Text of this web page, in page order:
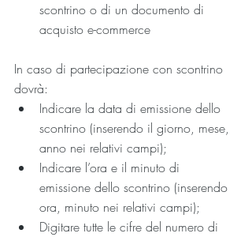
scontrino o di un documento di
acquisto e-commerce
In caso di partecipazione con scontrino
dovrà:
Indicare la data di emissione dello
scontrino (inserendo il giorno, mese,
anno nei relativi campi);
Indicare l’ora e il minuto di
emissione dello scontrino (inserendo
ora, minuto nei relativi campi);
Digitare tutte le cifre del numero di